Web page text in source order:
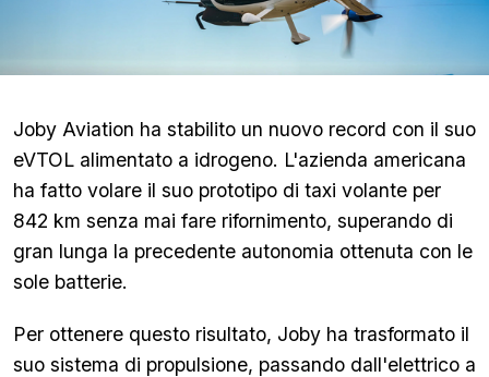
Joby Aviation ha stabilito un nuovo record con il suo
eVTOL alimentato a idrogeno. L'azienda americana
ha fatto volare il suo prototipo di taxi volante per
842 km senza mai fare rifornimento, superando di
gran lunga la precedente autonomia ottenuta con le
sole batterie.
Per ottenere questo risultato, Joby ha trasformato il
suo sistema di propulsione, passando dall'elettrico a